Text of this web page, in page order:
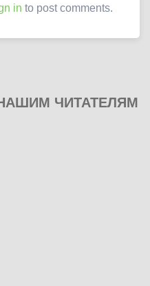
in to post comments.
ЧИТАТЕЛЯМ